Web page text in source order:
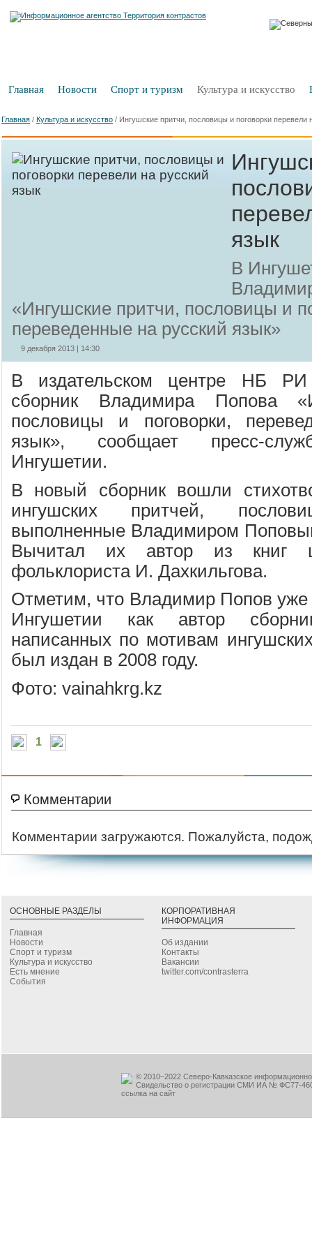
Главная Новости Спорт и туризм Культура и искусство
Главная / Культура и искусство / Ингушские притчи, пословицы и поговорки перевели
язык
В
«Ингушские притчи, пословицы и
переведенные на русский язык»
9 декабря 2013 | 14:30
В издательском центре НБ
сборник Владимира Попова
пословицы и поговорки,
язык», сообщает пресс-
Ингушетии.
В новый сборник вошли
ингушских притчей,
выполненные Владимиром
Вычитал их автор из книг
фольклориста И. Дахкильгова.
Отметим, что Владимир Попов уже
Ингушетии как автор
написанных по мотивам
был издан в 2008 году.
Фото: vainahkrg.kz
1
Комментарии
Комментарии загружаются. Пожалуйста,
ОСНОВНЫЕ РАЗДЕЛЫ
Главная
Новости
Спорт и туризм
Культура и искусство
Есть мнение
События
КОРПОРАТИВНАЯ
ИНФОРМАЦИЯ
Об издании
Контакты
Вакансии
twitter.com/contrasterra
© 2010–2022 Северо-Кавказское
Свидельство о регистрации СМИ ИА № ФС77-
ссылка на сайт